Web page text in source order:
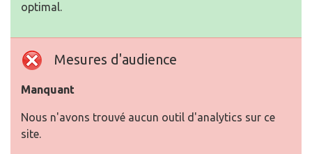
optimal.
Mesures d'audience
Manquant
Nous n'avons trouvé aucun outil d'analytics sur ce
site.